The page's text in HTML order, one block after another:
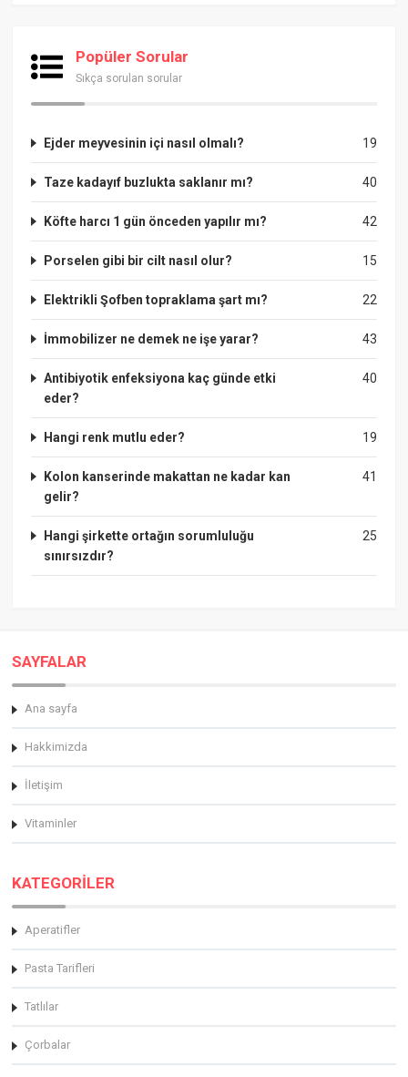
Popüler Sorular
Sıkça sorulan sorular
19
Ejder meyvesinin içi nasıl olmalı?
40
Taze kadayıf buzlukta saklanır mı?
42
Köfte harcı 1 gün önceden yapılır mı?
15
Porselen gibi bir cilt nasıl olur?
22
Elektrikli Şofben topraklama şart mı?
43
İmmobilizer ne demek ne işe yarar?
40
Antibiyotik enfeksiyona kaç günde etki
eder?
19
Hangi renk mutlu eder?
41
Kolon kanserinde makattan ne kadar kan
gelir?
25
Hangi şirkette ortağın sorumluluğu
sınırsızdır?
SAYFALAR
Ana sayfa
Hakkimizda
İletişim
Vitaminler
KATEGORİLER
Aperatifler
Pasta Tarifleri
Tatlılar
Çorbalar